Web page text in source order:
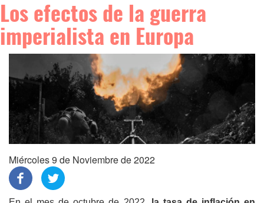
Los efectos de la guerra
imperialista en Europa
Miércoles 9 de Noviembre de 2022